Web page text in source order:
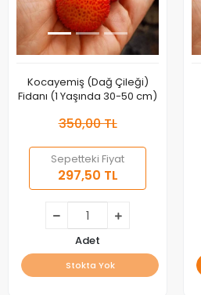
Kocayemiş (Dağ Çileği)
Fidanı (1 Yaşında 30-50 cm)
350,00 TL
Sepetteki Fiyat
297,50 TL
Adet
Stokta Yok